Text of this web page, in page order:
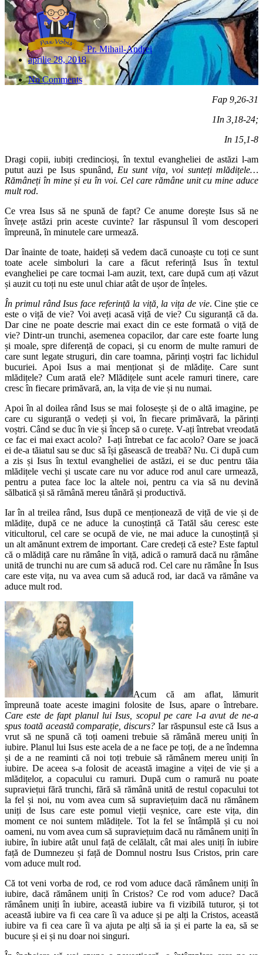
Pr. Mihail-Andrei
aprilie 28, 2018
No Comments
Fap 9,26-31
1In 3,18-24;
In 15,1-8
Dragi copii, iubiți credincioși, în textul evangheliei de astăzi l-am
putut auzi pe Isus spunând, Eu sunt vița, voi sunteți mlădițele…
Rămâneți în mine și eu în voi. Cel care rămâne unit cu mine aduce
mult rod.
Ce vrea Isus să ne spună de fapt? Ce anume dorește Isus să ne
învețe astăzi prin aceste cuvinte? Iar răspunsul îl vom descoperi
împreună, în minutele care urmează.
Dar înainte de toate, haideți să vedem dacă cunoaște cu toți ce sunt
toate acele simboluri la care a făcut referință Isus în textul
evangheliei pe care tocmai l-am auzit, text, care după cum ați văzut
și auzit cu toți nu este unul chiar atât de ușor de înțeles.
În primul rând Isus face referință la viță, la vița de vie. Cine știe ce
este o viță de vie? Voi aveți acasă viță de vie? Cu siguranță că da.
Dar cine ne poate descrie mai exact din ce este formată o viță de
vie? Dintr-un trunchi, asemenea copacilor, dar care este foarte lung
și moale, spre diferență de copaci, și cu enorm de multe ramuri de
care sunt legate struguri, din care toamna, părinți voștri fac lichidul
bucuriei. Apoi Isus a mai menționat și de mlădițe. Care sunt
mlădițele? Cum arată ele? Mlădițele sunt acele ramuri tinere, care
cresc în fiecare primăvară, an, la vița de vie și nu numai.
Apoi în al doilea rând Isus se mai folosește și de o altă imagine, pe
care cu siguranță o vedeți și voi, în fiecare primăvară, la părinți
voștri. Când se duc în vie și încep să o curețe. V-ați întrebat vreodată
ce fac ei mai exact acolo? I-ați întrebat ce fac acolo? Oare se joacă
ei de-a tăiatul sau se duc să își găsească de treabă? Nu. Ci după cum
a zis și Isus în textul evangheliei de astăzi, ei se duc pentru tăia
mlădițele vechi și uscate care nu vor aduce rod anul care urmează,
pentru a putea face loc la altele noi, pentru ca via să nu devină
sălbatică și să rămână mereu tânără și productivă.
Iar în al treilea rând, Isus după ce menționează de viță de vie și de
mlădițe, după ce ne aduce la cunoștință că Tatăl său ceresc este
viticultorul, cel care se ocupă de vie, ne mai aduce la cunoștință și
un alt amănunt extrem de important. Care credeți că este? Este faptul
că o mlădiță care nu rămâne în viță, adică o ramură dacă nu rămâne
unită de trunchi nu are cum să aducă rod. Cel care nu rămâne În Isus
care este vița, nu va avea cum să aducă rod, iar dacă va rămâne va
aduce mult rod.
Acum că am aflat, lămurit
împreună toate aceste imagini folosite de Isus, apare o întrebare.
Care este de fapt planul lui Isus, scopul pe care l-a avut de ne-a
spus toată această comparație, discurs? Iar răspunsul este că Isus a
vrut să ne spună că toți oameni trebuie să rămână mereu uniți în
iubire. Planul lui Isus este acela de a ne face pe toți, de a ne îndemna
și de a ne reaminti că noi toți trebuie să rămânem mereu uniți în
iubire. De aceea s-a folosit de această imagine a viței de vie și a
mlădițelor, a copacului cu ramuri. După cum o ramură nu poate
supraviețui fără trunchi, fără să rămână unită de restul copacului tot
la fel și noi, nu vom avea cum să supraviețuim dacă nu rămânem
uniți de Isus care este pomul vieții veșnice, care este vița, din
moment ce noi suntem mlădițele. Tot la fel se întâmplă și cu noi
oameni, nu vom avea cum să supraviețuim dacă nu rămânem uniți în
iubire, în iubire atât unul față de celălalt, cât mai ales uniți în iubire
față de Dumnezeu și față de Domnul nostru Isus Cristos, prin care
vom aduce mult rod.
Că tot veni vorba de rod, ce rod vom aduce dacă rămânem uniți în
iubire, dacă rămânem uniți în Cristos? Ce rod vom aduce? Dacă
rămânem uniți în iubire, această iubire va fi vizibilă tuturor, și tot
această iubire va fi cea care îi va aduce și pe alți la Cristos, această
iubire va fi cea care îi va ajuta pe alți să ia și ei parte la ea, să se
bucure și ei și nu doar noi singuri.